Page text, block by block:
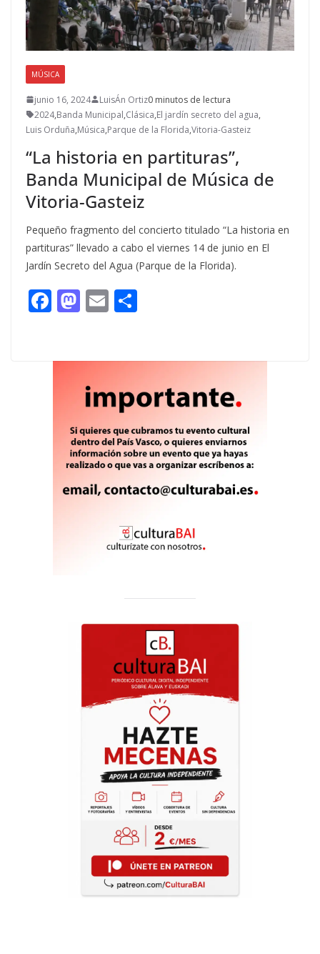
MÚSICA
junio 16, 2024 LuisÁn Ortiz0 minutos de lectura
2024,Banda Municipal,Clásica,El jardín secreto del agua,
Luis Orduña,Música,Parque de la Florida,Vitoria-Gasteiz
“La historia en partituras”,
Banda Municipal de Música de
Vitoria-Gasteiz
Pequeño fragmento del concierto titulado “La historia en
partituras” llevado a cabo el viernes 14 de junio en El
Jardín Secreto del Agua (Parque de la Florida).
F
b
M
d
o
n
E
l p
ar
ti
r